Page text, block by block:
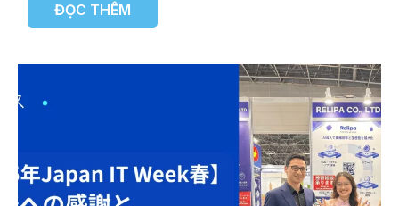
ĐỌC THÊM